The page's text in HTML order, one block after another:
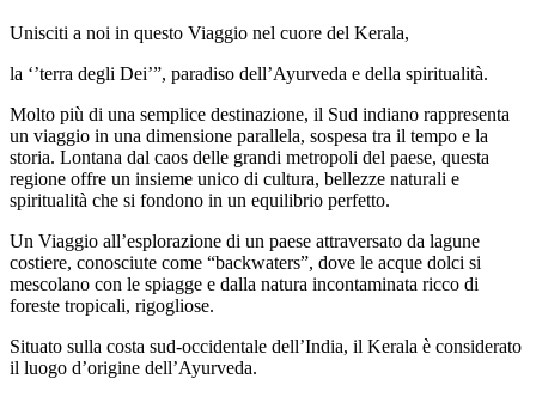
Unisciti a noi in questo Viaggio nel cuore del Kerala,
la ‘’terra degli Dei’”, paradiso dell’Ayurveda e della spiritualità.
Molto più di una semplice destinazione, il Sud indiano rappresenta
un viaggio in una dimensione parallela, sospesa tra il tempo e la
storia. Lontana dal caos delle grandi metropoli del paese, questa
regione offre un insieme unico di cultura, bellezze naturali e
spiritualità che si fondono in un equilibrio perfetto.
Un Viaggio all’esplorazione di un paese attraversato da lagune
costiere, conosciute come “backwaters”, dove le acque dolci si
mescolano con le spiagge e dalla natura incontaminata ricco di
foreste tropicali, rigogliose.
Situato sulla costa sud-occidentale dell’India, il Kerala è considerato
il luogo d’origine dell’Ayurveda.